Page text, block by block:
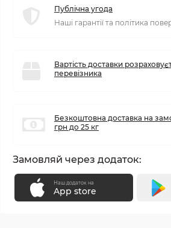
Публічна угода
Наші гарантії та політика
Вартість доставки
перевізника
Безкоштовна доставка на
грн до 25 кг
Замовляй через додаток:
Наш додаток на
App store